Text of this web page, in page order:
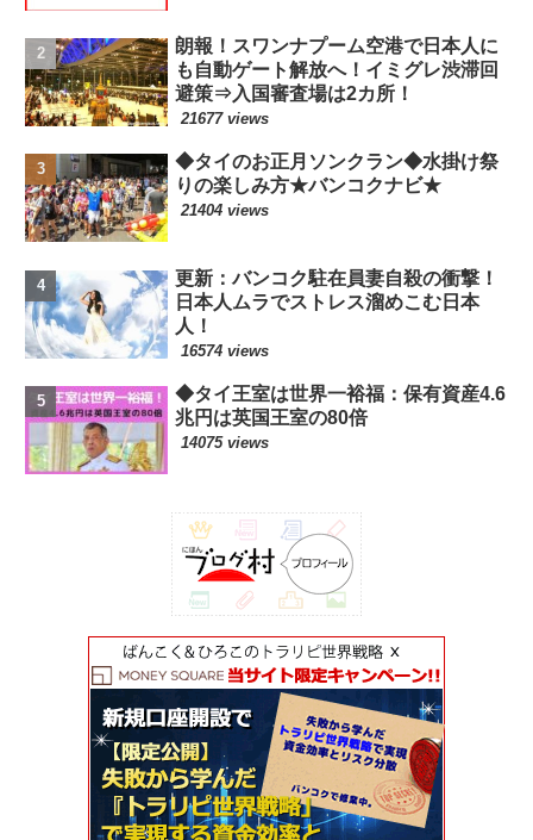
朗報！スワンナプーム空港で日本人に
も自動ゲート解放へ！イミグレ渋滞回
避策⇒入国審査場は2カ所！
21677 views
◆タイのお正月ソンクラン◆水掛け祭
りの楽しみ方★バンコクナビ★
21404 views
更新：バンコク駐在員妻自殺の衝撃！
日本人ムラでストレス溜めこむ日本
人！
16574 views
◆タイ王室は世界一裕福：保有資産4.6
兆円は英国王室の80倍
14075 views